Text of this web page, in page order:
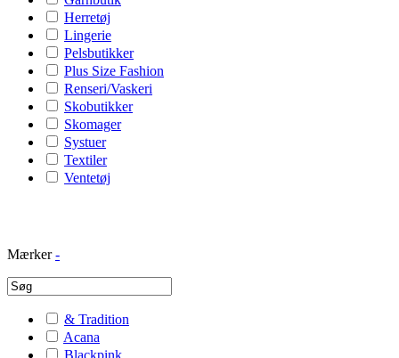
Herretøj
Lingerie
Pelsbutikker
Plus Size Fashion
Renseri/Vaskeri
Skobutikker
Skomager
Systuer
Textiler
Ventetøj
Mærker -
& Tradition
Acana
Blackpink